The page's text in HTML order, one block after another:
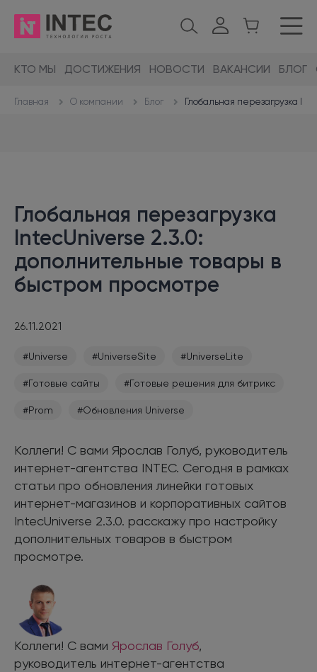
КТО МЫ ДОСТИЖЕНИЯ НОВОСТИ ВАКАНСИИ БЛОГ
Главная О компании Блог Глобальная перезагрузка
Глобальная перезагрузка
IntecUniverse 2.3.0:
дополнительные товары в
быстром просмотре
26.11.2021
#Universe #UniverseSite #UniverseLite
#Готовые сайты #Готовые решения для битрикс
#Prom #Обновления Universe
Коллеги! С вами Ярослав Голуб, руководитель
интернет-агентства INTEC. Сегодня в рамках
статьи про обновления линейки готовых
интернет-магазинов и корпоративных сайтов
IntecUniverse 2.3.0. расскажу про настройку
дополнительных товаров в быстром
просмотре.
Коллеги! С вами Ярослав Голуб,
руководитель интернет-агентства